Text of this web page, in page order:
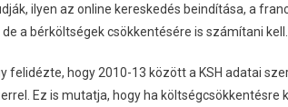
ilyen az online kereskedés beindítása, a
a bérköltségek csökkentésére is számítani kell.
felidézte, hogy 2010-13 között a KSH adatai
Ez is mutatja, hogy ha